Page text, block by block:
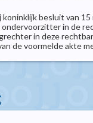
besluit van
ondervoorzitter in de
in deze
de voormelde akte